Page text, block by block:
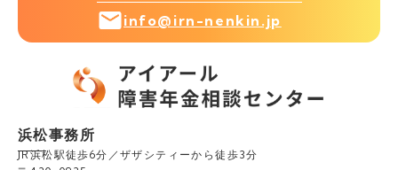
info@irn-nenkin.jp
浜松事務所
JR浜松駅徒歩6分／ザザシティーから徒歩3分